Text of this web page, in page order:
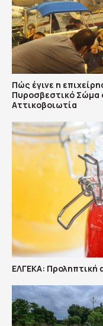
Πώς έγινε η
Πυροσβεστικό Σώμα
Αττικοβοιωτία
ΕΛΓΕΚΑ: Προληπτική